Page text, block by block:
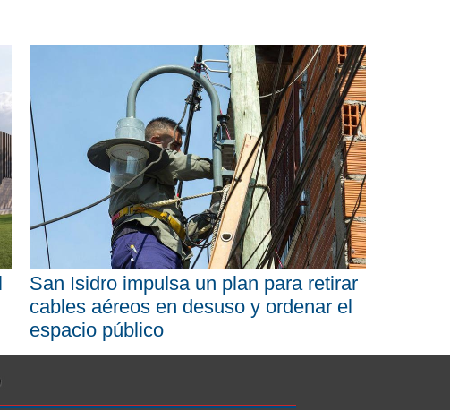
San Isidro impulsa un plan para retirar
cables aéreos en desuso y ordenar el
espacio público